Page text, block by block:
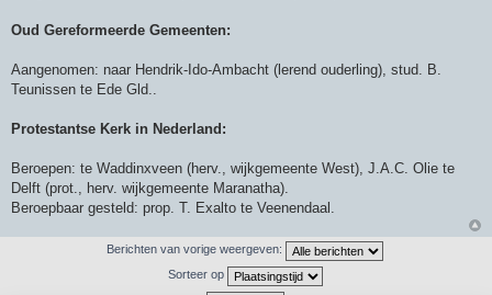
Oud Gereformeerde Gemeenten:
Aangenomen: naar Hendrik-Ido-Ambacht (lerend ouderling), stud. B.
Teunissen te Ede Gld..
Protestantse Kerk in Nederland:
Beroepen: te Waddinxveen (herv., wijkgemeente West), J.A.C. Olie te
Delft (prot., herv. wijkgemeente Maranatha).
Beroepbaar gesteld: prop. T. Exalto te Veenendaal.
Berichten van vorige weergeven:
Sorteer op